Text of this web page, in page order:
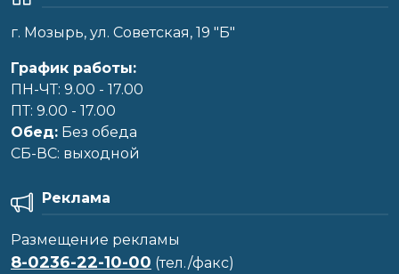
г. Мозырь, ул. Советская, 19 "Б"
График работы:
ПН-ЧТ: 9.00 - 17.00
ПТ: 9.00 - 17.00
Обед: Без обеда
CБ-ВС: выходной
Реклама
Размещение рекламы
8-0236-22-10-00 (тел./факс)